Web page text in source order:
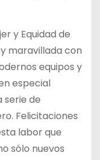
y Equidad de
maravillada con
equipos y
especial
serie de
Felicitaciones
labor que
sólo nuevos